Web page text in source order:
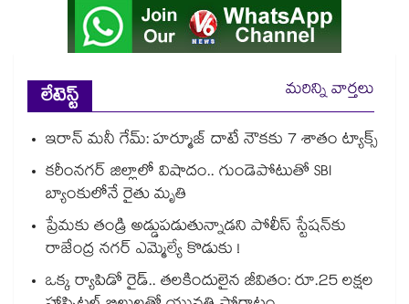
లేటెస్ట్
మరిన్ని వార్తలు
ఇరాన్ మనీ గేమ్: హర్మూజ్ దాటే నౌకకు 7 శాతం ట్యాక్స్
కరీంనగర్ జిల్లాలో విషాదం.. గుండెపోటుతో SBI
బ్యాంకులోనే రైతు మృతి
ప్రేమకు తండ్రి అడ్డుపడుతున్నాడని పోలీస్ స్టేషన్⁪కు
రాజేంద్ర నగర్ ఎమ్మెల్యే కొడుకు !
ఒక్క ర్యాపిడో రైడ్.. తలకిందులైన జీవితం: రూ.25 లక్షల